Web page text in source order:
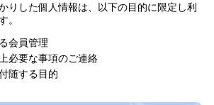
りした個人情報は、以下の目的に限定し利
。
会員管理
必要な事項のご連絡
随する目的